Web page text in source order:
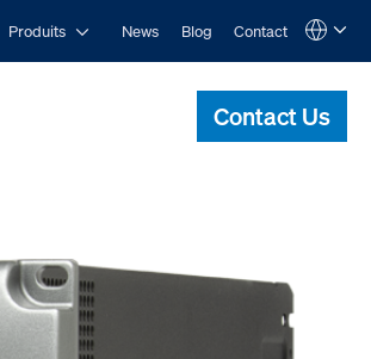
Produits Open Produits
News Blog Contact
India (English)
Contact Us